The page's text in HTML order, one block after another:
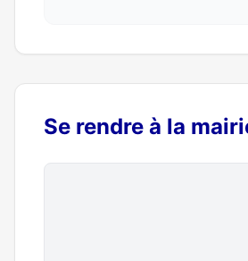
Se rendre à la